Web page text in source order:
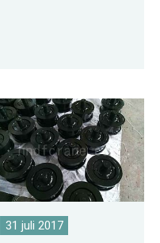
31 juli 2017